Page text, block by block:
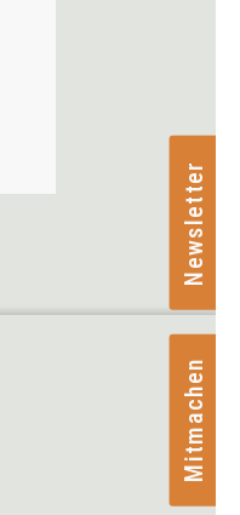
Mitmachen
Newsletter